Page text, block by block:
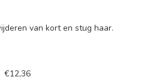
van kort en stug haar.
€12,36